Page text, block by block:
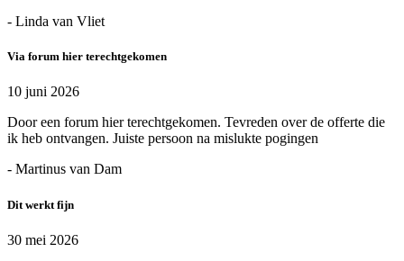
- Linda van Vliet
Via forum hier terechtgekomen
10 juni 2026
Door een forum hier terechtgekomen. Tevreden over de offerte die
ik heb ontvangen. Juiste persoon na mislukte pogingen
- Martinus van Dam
Dit werkt fijn
30 mei 2026